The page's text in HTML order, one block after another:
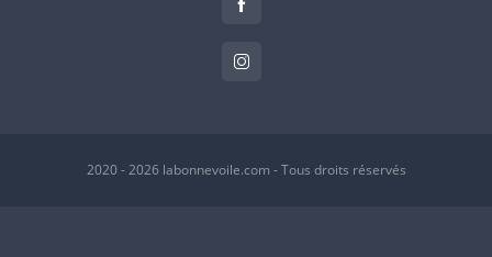
2020 - 2026 labonnevoile.com - Tous droits réservés